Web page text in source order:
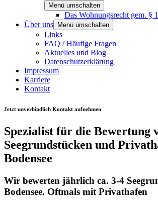
Menü umschalten
Das Wohnungsrecht gem. §
Über uns
Menü umschalten
Links
FAQ / Häufige Fragen
Aktuelles und Blog
Datenschutzerklärung
Impressum
Karriere
Kontakt
Jetzt unverbindlich Kontakt aufnehmen
Spezialist für die Bewertung
Seegrundstücken und
Bodensee
Wir bewerten jährlich ca. 3-4
Bodensee. Oftmals mit Privathafen